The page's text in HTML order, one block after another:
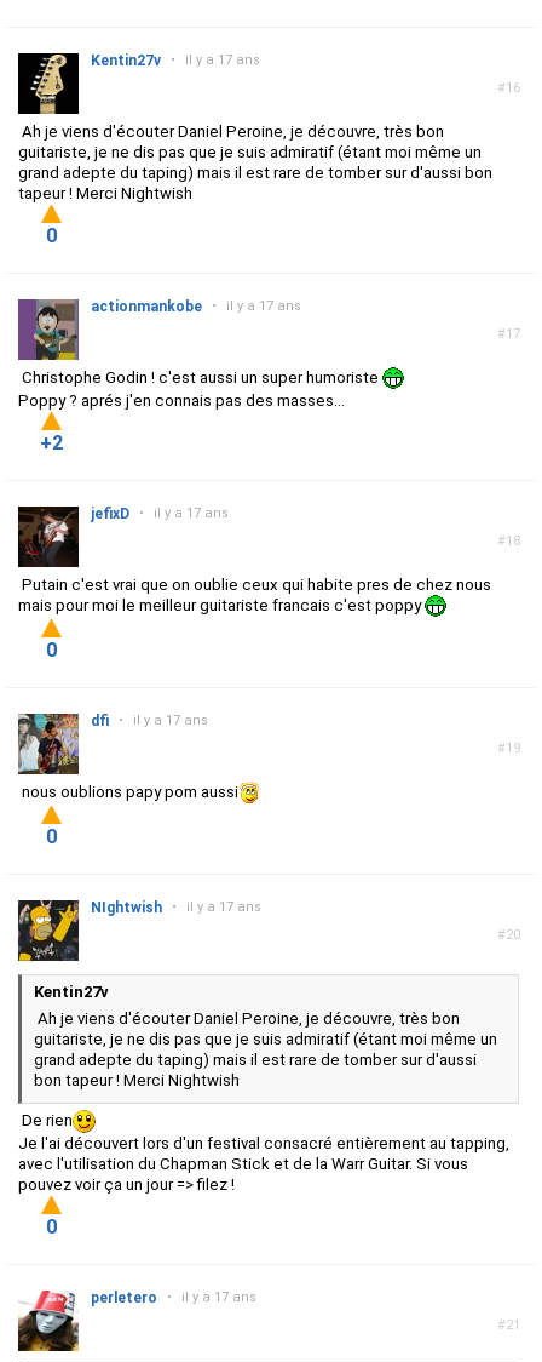
#16
Kentin27v • il y a 17 ans
Ah je viens d'écouter Daniel Peroine, je découvre, très bon
guitariste, je ne dis pas que je suis admiratif (étant moi même un
grand adepte du taping) mais il est rare de tomber sur d'aussi bon
tapeur ! Merci Nightwish
0
#17
actionmankobe • il y a 17 ans
Christophe Godin ! c'est aussi un super humoriste
Poppy ? aprés j'en connais pas des masses...
+2
#18
jefixD • il y a 17 ans
Putain c'est vrai que on oublie ceux qui habite pres de chez nous
mais pour moi le meilleur guitariste francais c'est poppy
0
#19
dfi • il y a 17 ans
nous oublions papy pom aussi
0
#20
NIghtwish • il y a 17 ans
Kentin27v
Ah je viens d'écouter Daniel Peroine, je découvre, très bon
guitariste, je ne dis pas que je suis admiratif (étant moi même un
grand adepte du taping) mais il est rare de tomber sur d'aussi
bon tapeur ! Merci Nightwish
De rien
Je l'ai découvert lors d'un festival consacré entièrement au tapping,
avec l'utilisation du Chapman Stick et de la Warr Guitar. Si vous
pouvez voir ça un jour => filez !
0
#21
perletero • il y a 17 ans